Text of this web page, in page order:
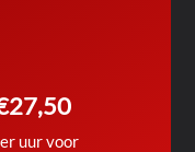
uur voor